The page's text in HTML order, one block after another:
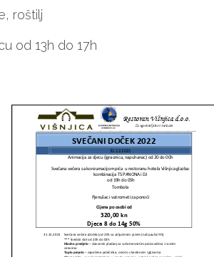
roštilj
od 13h do 17h